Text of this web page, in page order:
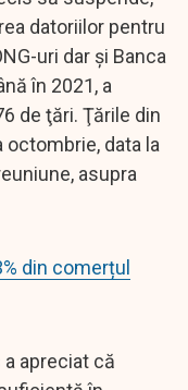
datoriilor pentru
uri dar şi Banca
în 2021, a
de ţări. Ţările din
octombrie, data la
asupra
din comerțul
apreciat că